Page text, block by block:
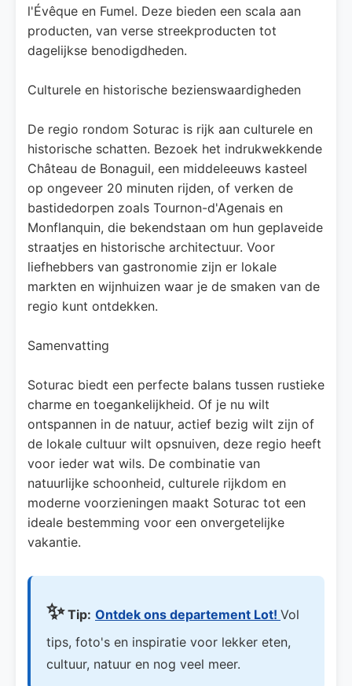
l'Évêque en Fumel. Deze bieden een scala aan
producten, van verse streekproducten tot
dagelijkse benodigdheden.​
Culturele en historische bezienswaardigheden
De regio rondom Soturac is rijk aan culturele en
historische schatten. Bezoek het indrukwekkende
Château de Bonaguil, een middeleeuws kasteel
op ongeveer 20 minuten rijden, of verken de
bastidedorpen zoals Tournon-d'Agenais en
Monflanquin, die bekendstaan om hun geplaveide
straatjes en historische architectuur. Voor
liefhebbers van gastronomie zijn er lokale
markten en wijnhuizen waar je de smaken van de
regio kunt ontdekken.​
Samenvatting
Soturac biedt een perfecte balans tussen rustieke
charme en toegankelijkheid. Of je nu wilt
ontspannen in de natuur, actief bezig wilt zijn of
de lokale cultuur wilt opsnuiven, deze regio heeft
voor ieder wat wils. De combinatie van
natuurlijke schoonheid, culturele rijkdom en
moderne voorzieningen maakt Soturac tot een
ideale bestemming voor een onvergetelijke
vakantie.
✨Tip: Ontdek ons departement Lot! Vol
tips, foto's en inspiratie voor lekker eten,
cultuur, natuur en nog veel meer.